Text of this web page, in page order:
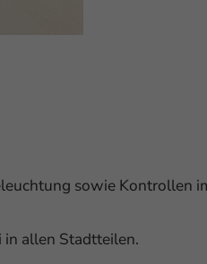
sowie Kontrollen
in allen Stadtteilen.